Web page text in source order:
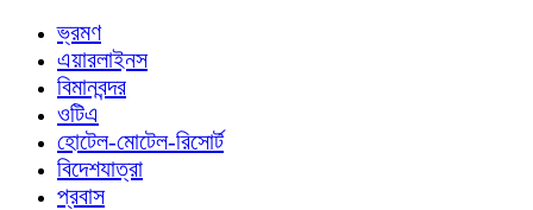
ভ্রমণ
এয়ারলাইনস
বিমানবন্দর
ওটিএ
হোটেল-মোটেল-রিসোর্ট
বিদেশযাত্রা
প্রবাস